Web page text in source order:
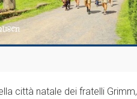
città natale dei fratelli Grimm,